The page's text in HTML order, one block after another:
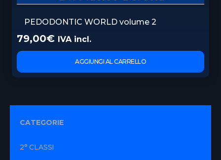
PEDODONTIC WORLD volume 2
79,00€ IVA incl.
AGGIUNGI AL CARRELLO
CATEGORIE
2° CLASSI